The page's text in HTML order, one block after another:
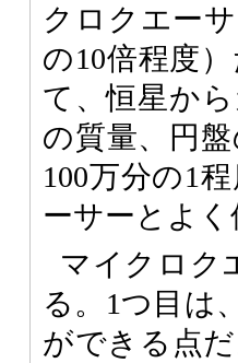
クロクエー
の10倍程度
て、恒星か
の質量、円
100万分の1
ーサーとよく
マイクロク
る。1つ目は
ができる点